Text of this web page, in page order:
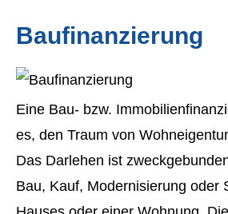
Baufinanzierung
Eine Bau- bzw.
es, den Traum von
Das Darlehen ist
Bau, Kauf, Modernisierung oder